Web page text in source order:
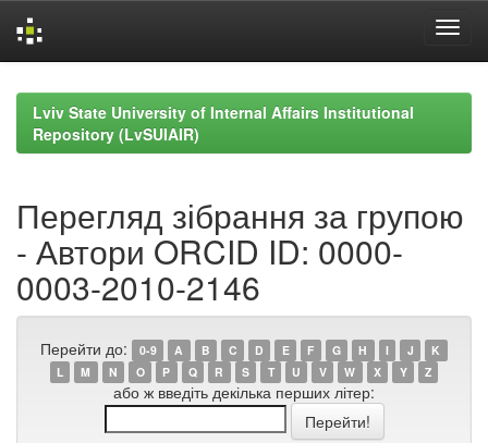
navigationLviv State University of Internal Affairs Institutional
Repository (LvSUIAIR)
Перегляд зібрання за групою
- Автори ORCID ID: 0000-
0003-2010-2146
Перейти до: 0-9 A B C D E F G H I J
K
L
M N O P Q R S T U V W X Y Z
або ж введіть декілька перших літер: